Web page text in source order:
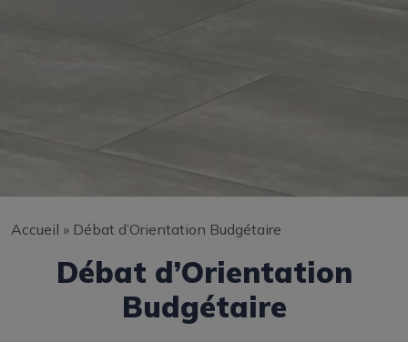
Accueil » Débat d’Orientation Budgétaire
Débat d’Orientation
Budgétaire